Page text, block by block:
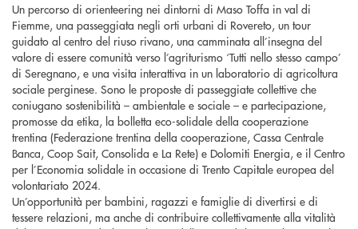
Un percorso di orienteering nei dintorni di Maso Toffa in val di
Fiemme, una passeggiata negli orti urbani di Rovereto, un tour
guidato al centro del riuso rivano, una camminata all’insegna del
valore di essere comunità verso l’agriturismo ‘Tutti nello stesso campo’
di Seregnano, e una visita interattiva in un laboratorio di agricoltura
sociale perginese. Sono le proposte di passeggiate collettive che
coniugano sostenibilità – ambientale e sociale – e partecipazione,
promosse da etika, la bolletta eco-solidale della cooperazione
trentina (Federazione trentina della cooperazione, Cassa Centrale
Banca, Coop Sait, Consolida e La Rete) e Dolomiti Energia, e il Centro
per l’Economia solidale in occasione di Trento Capitale europea del
volontariato 2024.
Un’opportunità per bambini, ragazzi e famiglie di divertirsi e di
tessere relazioni, ma anche di contribuire collettivamente alla vitalità